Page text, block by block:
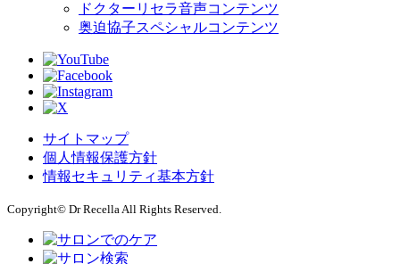
ドクターリセラ音声コンテンツ
奥迫協子スペシャルコンテンツ
サイトマップ
個人情報保護方針
情報セキュリティ基本方針
Copyright© Dr Recella All Rights Reserved.